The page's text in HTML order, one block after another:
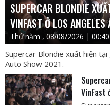
SUPERCAR BLONDIE
VINFAST Ở LOS
Thứ năm , 08/08/2026 | 00:40
Supercar Blondie xuất hiện
Auto Show 2021.
VinFast